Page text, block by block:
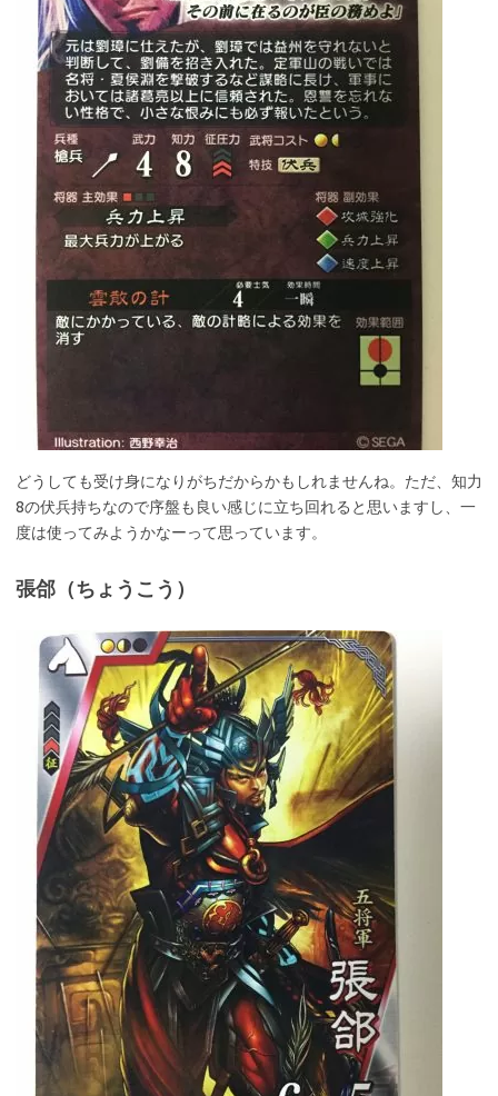
どうしても受け身になりがちだからかもしれませんね。ただ、知力
8の伏兵持ちなので序盤も良い感じに立ち回れると思いますし、一
度は使ってみようかなーって思っています。
張郃（ちょうこう）